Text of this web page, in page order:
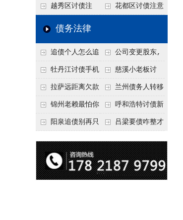
键细节，做错就很难
南：2026年这2个细
节不注意，钱很难要
在没钱咋办？
越秀区讨债注
意！没有借条只有微
把钱要回来
花都区讨债注意
节点”催收最有效
债务法律
追债个人怎么追
回呢？2026年最新绝
招选择！
公司变更股东,
变更前的债权债务谁
承担
牡丹江讨债手机
搞定：2026年线上立
案追债全流程，足不
出户
慈溪小老板讨
债，2026年这2个本
地行业协会出面，比
法院传票快
拉萨远距离欠款
对方在牧区联系不
上，2026年委托当地
兰州债务人转移
财产后申请破产，20
26年破产程序里还能
锦州老赖最怕你
懂这1条，2026
罪”详解，能判刑
呼和浩特讨债新
招：2026年用“律师
成本低见效快
阳泉追债别再只
类隐形财产（公积
金、保单）也能执行
吕梁要债咋整才
调解渠道，比找公司
强